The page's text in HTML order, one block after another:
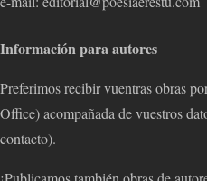
Información para autores
Preferimos recibir vuentras obras
Office) acompañada de vuestros
contacto).